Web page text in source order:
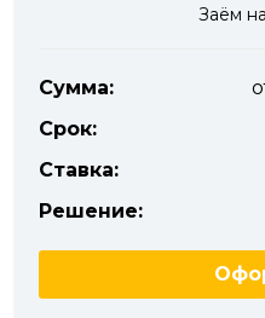
Заём
Сумма:
Срок:
Ставка:
Решение: